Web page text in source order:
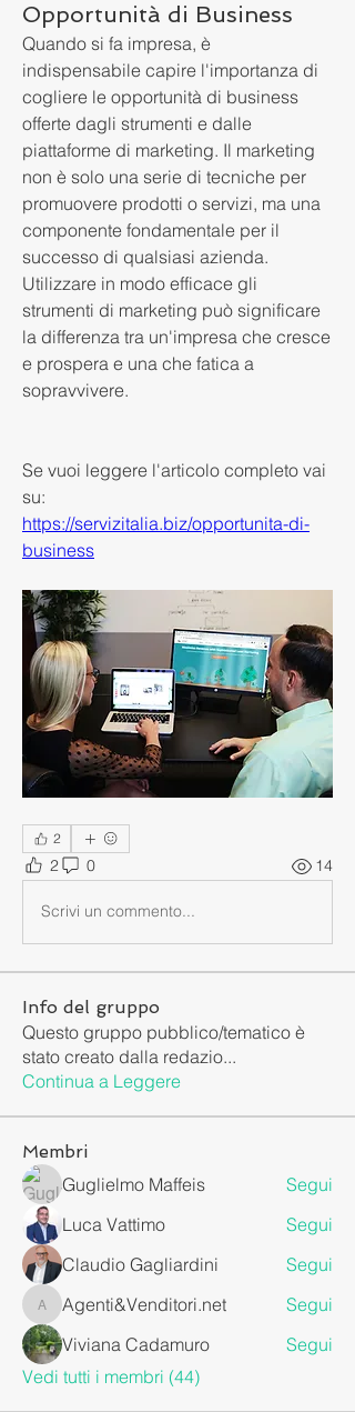
Opportunità di Business
Quando si fa impresa, è
indispensabile capire l'importanza di
cogliere le opportunità di business
offerte dagli strumenti e dalle
piattaforme di marketing. Il marketing
non è solo una serie di tecniche per
promuovere prodotti o servizi, ma una
componente fondamentale per il
successo di qualsiasi azienda.
Utilizzare in modo efficace gli
strumenti di marketing può significare
la differenza tra un'impresa che cresce
e prospera e una che fatica a
sopravvivere.
Se vuoi leggere l'articolo completo vai
su:
https://servizitalia.biz/opportunita-di-
business
2
2 0 14
Scrivi un commento...
Info del gruppo
Questo gruppo pubblico/tematico è
stato creato dalla redazio...
Continua a Leggere
Membri
Guglielmo Maffeis
Segui
Luca Vattimo
Segui
Claudio Gagliardini
Segui
Agenti&Venditori.net
Agenti&Venditori.net
Segui
Viviana Cadamuro
Segui
Vedi tutti i membri (44)